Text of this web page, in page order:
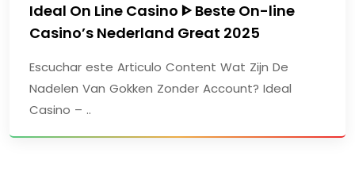
Ideal On Line Casino ᐈ Beste On-line
Casino’s Nederland Great 2025
Escuchar este Articulo Content Wat Zijn De
Nadelen Van Gokken Zonder Account? Ideal
Casino – ..